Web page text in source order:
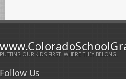
PUTTING OUR KIDS FIRST. WHERE THEY BELONG.
Follow Us